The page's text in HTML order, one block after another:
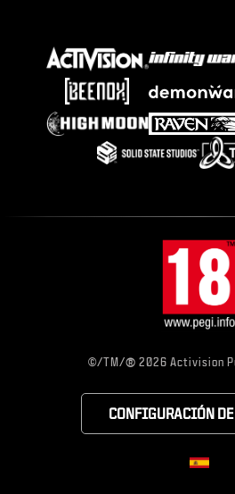
©/TM/® 2026 Activision
CONFIGURACIÓN